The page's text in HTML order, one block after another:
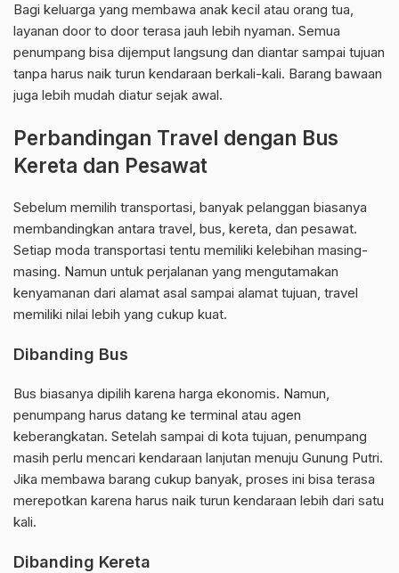
Bagi keluarga yang membawa anak kecil atau orang tua,
layanan door to door terasa jauh lebih nyaman. Semua
penumpang bisa dijemput langsung dan diantar sampai tujuan
tanpa harus naik turun kendaraan berkali-kali. Barang bawaan
juga lebih mudah diatur sejak awal.
Perbandingan Travel dengan Bus
Kereta dan Pesawat
Sebelum memilih transportasi, banyak pelanggan biasanya
membandingkan antara travel, bus, kereta, dan pesawat.
Setiap moda transportasi tentu memiliki kelebihan masing-
masing. Namun untuk perjalanan yang mengutamakan
kenyamanan dari alamat asal sampai alamat tujuan, travel
memiliki nilai lebih yang cukup kuat.
Dibanding Bus
Bus biasanya dipilih karena harga ekonomis. Namun,
penumpang harus datang ke terminal atau agen
keberangkatan. Setelah sampai di kota tujuan, penumpang
masih perlu mencari kendaraan lanjutan menuju Gunung Putri.
Jika membawa barang cukup banyak, proses ini bisa terasa
merepotkan karena harus naik turun kendaraan lebih dari satu
kali.
Dibanding Kereta